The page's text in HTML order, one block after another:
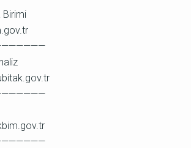
Birimi